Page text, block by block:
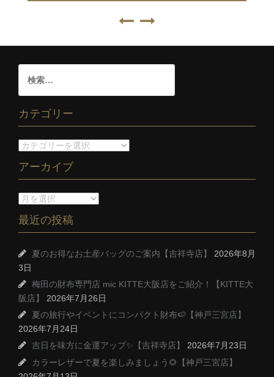
カテゴリー
アーカイブ
最近の投稿
夏のお得なお土産バッグのご案内【吉祥寺店】
2026年8月
3日
梅田の財布専門店 mic KITTE大阪店をご紹介！【KITTE大
阪店】
2026年7月26日
夏の旅行やイベントにコンパクト財布🍉【神戸三宮店】
2026年7月24日
吉日を味方に金運アップ✨【吉祥寺店】
2026年7月23日
カラーレザーで夏を楽しみましょう🌻【神戸三宮店】